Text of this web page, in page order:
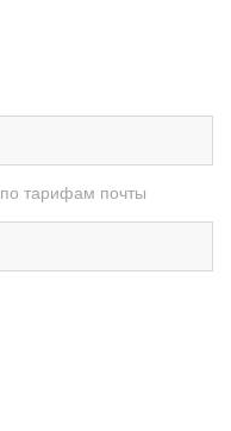
по тарифам почты